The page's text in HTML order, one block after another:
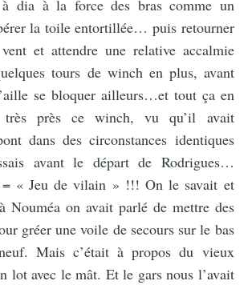
dia à la force des bras comme un
la toile entortillée… puis retourner
et attendre une relative accalmie
tours de winch en plus, avant
se bloquer ailleurs…et tout ça en
très près ce winch, vu qu’il avait
dans des circonstances identiques
avant le départ de Rodrigues…
« Jeu de vilain » !!! On le savait et
Nouméa on avait parlé de mettre des
gréer une voile de secours sur le bas
Mais c’était à propos du vieux
lot avec le mât. Et le gars nous l’avait